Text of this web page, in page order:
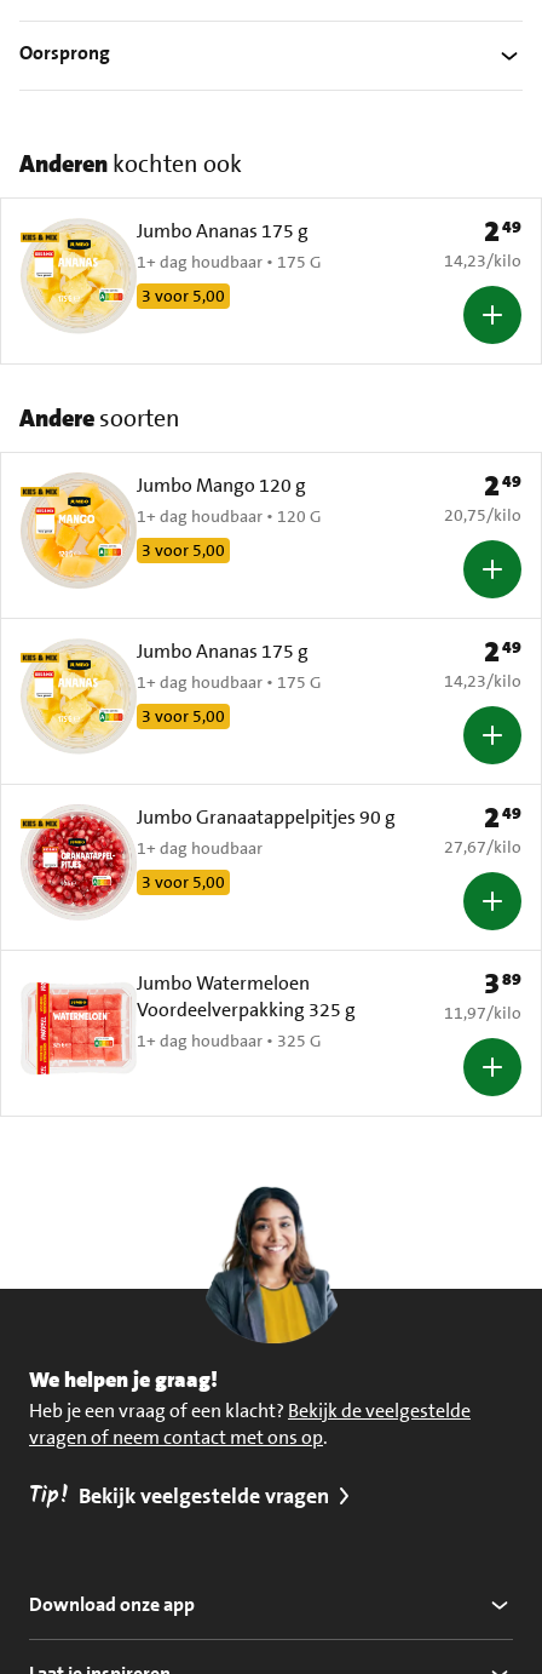
Oorsprong
Anderenkochten ook
Jumbo Ananas 175 g
1+ dag houdbaar • 175 G
3 voor 5,00
Prijs:
249
€ 14,23 per
14,23/kilo
Anderesoorten
Jumbo Mango 120 g
1+ dag houdbaar • 120 G
3 voor 5,00
Prijs:
249
€ 20,75 per
20,75/kilo
Jumbo Ananas 175 g
1+ dag houdbaar • 175 G
3 voor 5,00
Prijs:
249
€ 14,23 per
14,23/kilo
Jumbo Granaatappelpitjes 90 g
1+ dag houdbaar
3 voor 5,00
Prijs:
249
€ 27,67 per
27,67/kilo
Jumbo Watermeloen
Voordeelverpakking 325 g
1+ dag houdbaar • 325 G
Prijs:
389
€ 11,97 per
11,97/kilo
We helpen je graag!
Heb je een vraag of een klacht? Bekijk de veelgestelde
vragen of neem contact met ons op.
Tip! Bekijk veelgestelde vragen
Download onze app